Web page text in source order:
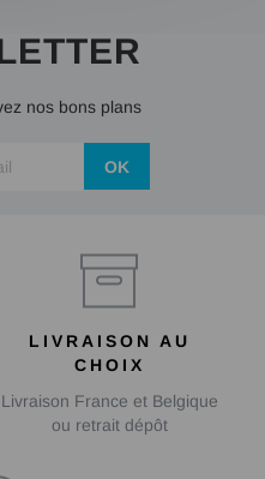
nos bons plans
OK
LIVRAISON AU
CHOIX
Livraison France et Belgique
ou retrait dépôt